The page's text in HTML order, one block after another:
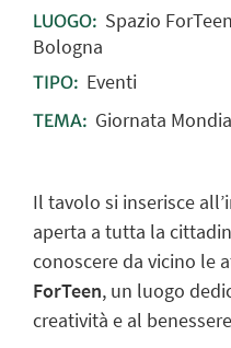
LUOGO: Spazio
Bologna
TIPO: Eventi
TEMA: Giornata
Il tavolo si inserisce
aperta a tutta la
conoscere da vicino le
ForTeen, un luogo
creatività e al